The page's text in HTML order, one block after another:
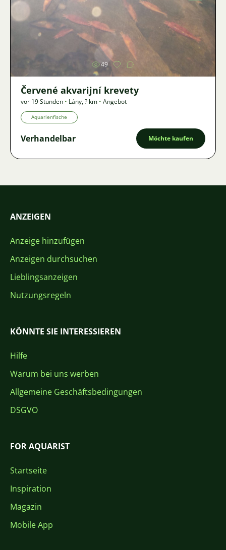
Bild
49
Červené akvarijní krevety
vor 19 Stunden • Lány,? km • Angebot
Aquarienfische
Verhandelbar Möchte kaufen
ANZEIGEN
Anzeige hinzufügen
Anzeigen durchsuchen
Lieblingsanzeigen
Nutzungsregeln
KÖNNTE SIE INTERESSIEREN
Hilfe
Warum bei uns werben
Allgemeine Geschäftsbedingungen
DSGVO
FOR AQUARIST
Startseite
Inspiration
Magazin
Mobile App